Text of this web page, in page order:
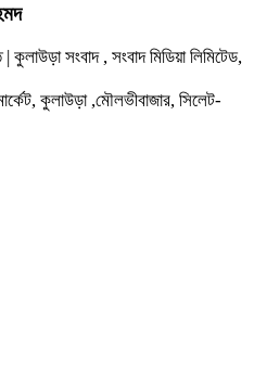
সংবাদ , সংবাদ মিডিয়া লিমিটেড,
কুলাউড়া ,মৌলভীবাজার, সিলেট-